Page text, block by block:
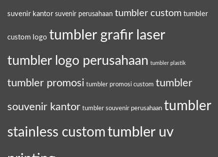
suvenir kantor suvenir perusahaan tumbler custom tumbler
custom logo tumbler grafir laser
tumbler logo perusahaan tumbler plastik
tumbler promosi tumbler promosi custom tumbler
souvenir kantor tumbler souvenir perusahaan tumbler
stainless customtumbler uv